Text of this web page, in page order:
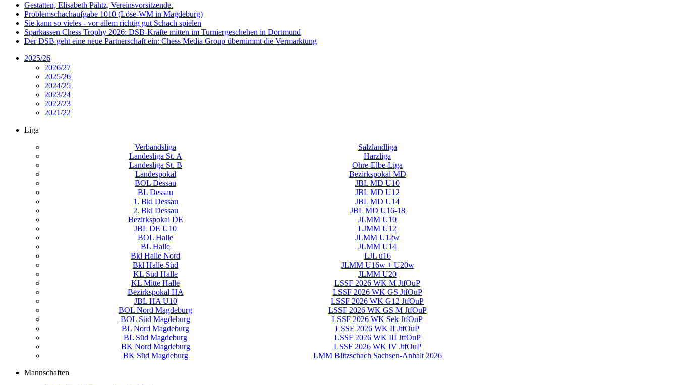
Gestatten, Elisabeth Pähtz, Vereinsvorsitzende.
Problemschachaufgabe 1010 (Löse-WM in Magdeburg)
Sie kann so vieles - vor allem richtig gut Schach spielen
Sparkassen Chess Trophy 2026: DSB-Kräfte mitten im Turniergeschehen in Dortmund
Der DSB geht eine neue Partnerschaft ein: Chess Media Group übernimmt die Vermarktung
2025/26
2026/27
2025/26
2024/25
2023/24
2022/23
2021/22
Liga
Verbandsliga
Salzlandliga
Landesliga St. A
Harzliga
Landesliga St. B
Ohre-Elbe-Liga
Landespokal
Bezirkspokal MD
BOL Dessau
JBL MD U10
BL Dessau
JBL MD U12
1. Bkl Dessau
JBL MD U14
2. Bkl Dessau
JBL MD U16-18
Bezirkspokal DE
JLMM U10
JBL DE U10
LJMM U12
BOL Halle
JLMM U12w
BL Halle
JLMM U14
Bkl Halle Nord
LJL u16
Bkl Halle Süd
JLMM U16w + U20w
KL Süd Halle
JLMM U20
KL Mitte Halle
LSSF 2026 WK M JtfOuP
Bezirkspokal HA
LSSF 2026 WK GS JtfOuP
JBL HA U10
LSSF 2026 WK G12 JtfOuP
BOL Nord Magdeburg
LSSF 2026 WK GS M JtfOuP
BOL Süd Magdeburg
LSSF 2026 WK Sek JtfOuP
BL Nord Magdeburg
LSSF 2026 WK II JtfOuP
BL Süd Magdeburg
LSSF 2026 WK III JtfOuP
BK Nord Magdeburg
LSSF 2026 WK IV JtfOuP
BK Süd Magdeburg
LMM Blitzschach Sachsen-Anhalt 2026
Mannschaften